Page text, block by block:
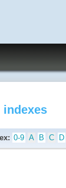
0-9 A B C D